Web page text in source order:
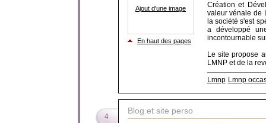
Ajout d'une image
En haut des pages
Création et
valeur vénale de
la société s'est
a développé
incontournable
Le site propose
LMNP et de la
Lmnp Lmnp
4
Blog et site perso